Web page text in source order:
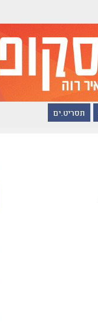
תסריט.ים